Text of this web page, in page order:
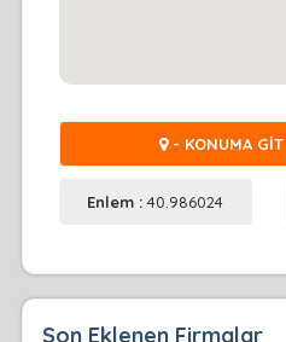
- KONUMA GİT
Enlem :40.986024
Son Eklenen Firmalar